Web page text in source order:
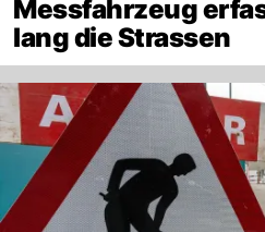
Messfahrzeug
lang die Strassen